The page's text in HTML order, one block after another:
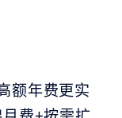
额年费更实